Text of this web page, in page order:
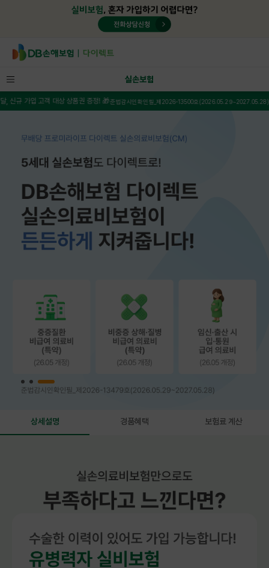
실손보험
가입 고객 대상 상품권 증정! 🎁준법감시인확인필_제2026-13500호(2026.05.29~2027.05.28)
상세설명 경품혜택 보험료 계산